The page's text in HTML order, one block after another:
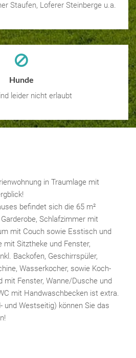
Staufen, Loferer Steinberge u.a.
Hunde
leider nicht erlaubt
in Traumlage mit
befindet sich die 65 m²
Schlafzimmer mit
mit Couch sowie Esstisch und
mit Sitztheke und Fenster,
Backofen, Geschirrspüler,
Wasserkocher, sowie Koch-
mit Fenster, Wanne/Dusche und
mit Handwaschbecken ist extra.
und Westseitig) können Sie das